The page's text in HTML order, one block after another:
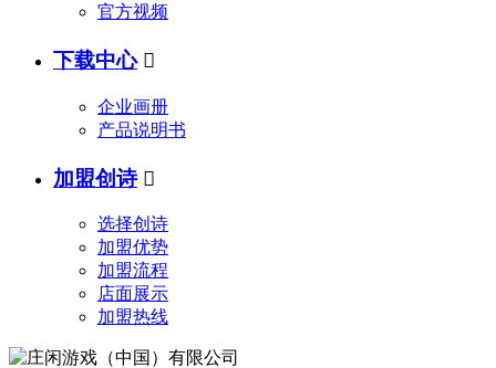
官方视频
下载中心 
企业画册
产品说明书
加盟创诗 
选择创诗
加盟优势
加盟流程
店面展示
加盟热线